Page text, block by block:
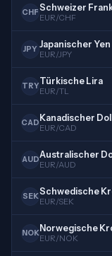
CHF
EUR/CHF
JPY Japanischer Yen
EUR/JPY
TRYTürkische Lira
EUR/TL
CAD Kanadischer
EUR/CAD
AUD
EUR/AUD
SEK
EUR/SEK
NOK
EUR/NOK